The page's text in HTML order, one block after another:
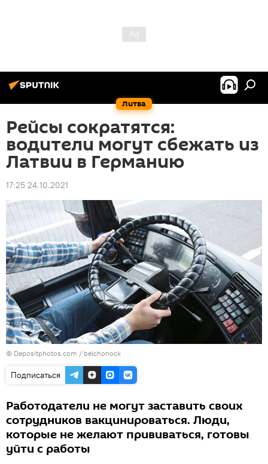
Литва
Рейсы сократятся:
водители могут сбежать из
Латвии в Германию
17:25 24.10.2021
© Depositphotos.com / belchonock
Подписаться
Работодатели не могут заставить своих
сотрудников вакцинироваться. Люди,
которые не желают прививаться, готовы
уйти с работы